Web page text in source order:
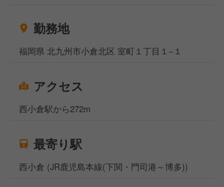
勤務地
福岡県 北九州市小倉北区 室町１丁目１−１
アクセス
西小倉駅から272m
最寄り駅
西小倉 (JR鹿児島本線(下関・門司港～博多))